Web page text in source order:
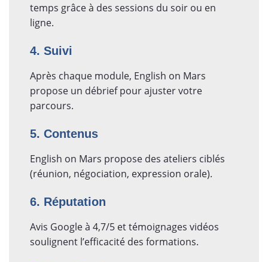
temps grâce à des sessions du soir ou en
ligne.
4. Suivi
Après chaque module, English on Mars
propose un débrief pour ajuster votre
parcours.
5. Contenus
English on Mars propose des ateliers ciblés
(réunion, négociation, expression orale).
6. Réputation
Avis Google à 4,7/5 et témoignages vidéos
soulignent l’efficacité des formations.